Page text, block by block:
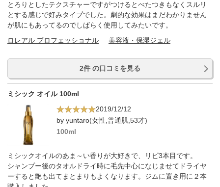
とろりとしたテクスチャーですがつけるとべたつきもなくスルリ
とする感じで好みタイプでした。劇的な効果はまだわかりません
が肌にもあってるのでしばらく使用してみたいです。
ロレアル プロフェッショナル
美容液・保湿ジェル
2件 の口コミを見る
ミシック オイル 100ml
2019/12/12
by yuntaro(女性,普通肌,53才)
100ml
ミシックオイルのあま～い香りが大好きで、リピ3本目です。
シャンプー後のタオルドライ時に毛先中心になじませてドライヤ
ーすると艶も出てまとまりもよくなります。ジムに置き用に２本